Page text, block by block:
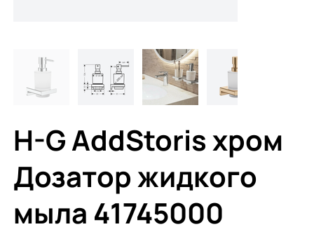
H-G AddStoris хром
Дозатор жидкого
мыла 41745000